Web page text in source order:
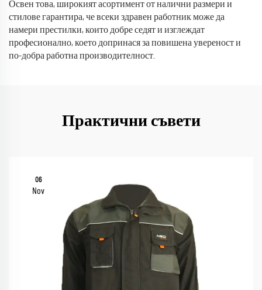
Освен това, широкият асортимент от налични размери и
стилове гарантира, че всеки здравен работник може да
намери престилки, които добре седят и изглеждат
професионално, което допринася за повишена увереност и
по-добра работна производителност.
Практични съвети
06
Nov